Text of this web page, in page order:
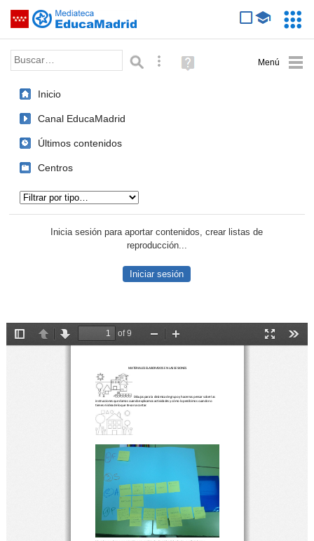
Saltar navegación
Palabra o frase: Búsqueda avanzada
Ayuda
(en
Inicio
Canal EducaMadrid
Últimos contenidos
Centros
Inicia sesión para aportar contenidos, crear listas de
reproducción...
Iniciar sesión